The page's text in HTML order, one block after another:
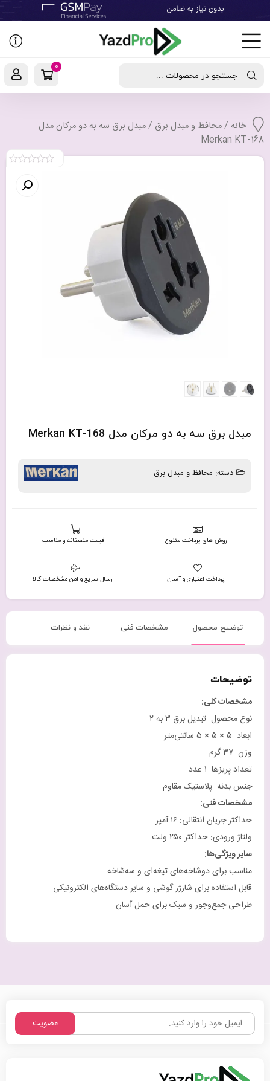
جستجو در محصولات ...
0
خانه /محافظ و مبدل برق / مبدل برق سه به دو مرکان مدل
Merkan KT-168
مبدل برق سه به دو مرکان مدل Merkan KT-168
دسته: محافظ و مبدل برق
روش های پرداخت متنوع قیمت منصفانه و مناسب
پرداخت اعتباری و آسان ارسال سریع و امن مشخصات کالا
توضیح محصول مشخصات فنی نقد و نظرات
توضیحات
مشخصات کلی:
نوع محصول: تبدیل برق ۳ به ۲
ابعاد: ۵ × ۵ × ۵ سانتی‌متر
وزن: ۳۷ گرم
تعداد پریزها: ۱ عدد
جنس بدنه: پلاستیک مقاوم
مشخصات فنی:
حداکثر جریان انتقالی: ۱۶ آمپر
ولتاژ ورودی: حداکثر ۲۵۰ ولت
سایر ویژگی‌ها:
مناسب برای دوشاخه‌های تیغه‌ای و سه‌شاخه
قابل استفاده برای شارژر گوشی و سایر دستگاه‌های الکترونیکی
طراحی جمع‌وجور و سبک برای حمل آسان
عضویت